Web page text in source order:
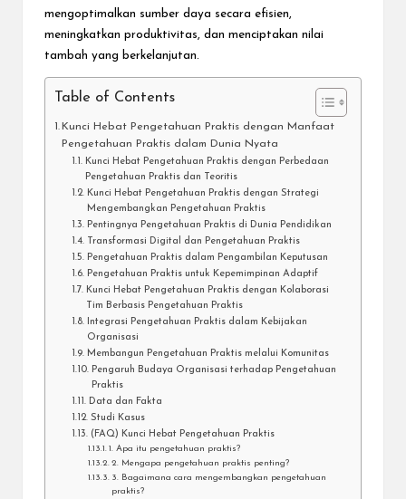
mengoptimalkan sumber daya secara efisien,
meningkatkan produktivitas, dan menciptakan nilai
tambah yang berkelanjutan.
Table of Contents
Kunci Hebat Pengetahuan Praktis dengan Manfaat
Pengetahuan Praktis dalam Dunia Nyata
Kunci Hebat Pengetahuan Praktis dengan Perbedaan
Pengetahuan Praktis dan Teoritis
Kunci Hebat Pengetahuan Praktis dengan Strategi
Mengembangkan Pengetahuan Praktis
Pentingnya Pengetahuan Praktis di Dunia Pendidikan
Transformasi Digital dan Pengetahuan Praktis
Pengetahuan Praktis dalam Pengambilan Keputusan
Pengetahuan Praktis untuk Kepemimpinan Adaptif
Kunci Hebat Pengetahuan Praktis dengan Kolaborasi
Tim Berbasis Pengetahuan Praktis
Integrasi Pengetahuan Praktis dalam Kebijakan
Organisasi
Membangun Pengetahuan Praktis melalui Komunitas
Pengaruh Budaya Organisasi terhadap Pengetahuan
Praktis
Data dan Fakta
Studi Kasus
(FAQ) Kunci Hebat Pengetahuan Praktis
1. Apa itu pengetahuan praktis?
2. Mengapa pengetahuan praktis penting?
3. Bagaimana cara mengembangkan pengetahuan
praktis?